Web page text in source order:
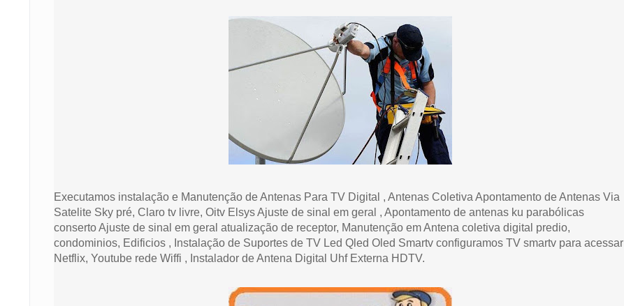
Executamos instalação e Manutenção de Antenas Para TV Digital , Antenas Coletiva Apontamento de Antenas Via
Satelite Sky pré, Claro tv livre, Oitv Elsys Ajuste de sinal em geral , Apontamento de antenas ku parabólicas
conserto Ajuste de sinal em geral atualização de receptor, Manutenção em Antena coletiva digital predio,
condominios, Edificios , Instalação de Suportes de TV Led Qled Oled Smartv configuramos TV smartv para acessar
Netflix, Youtube rede Wiffi , Instalador de Antena Digital Uhf Externa HDTV.